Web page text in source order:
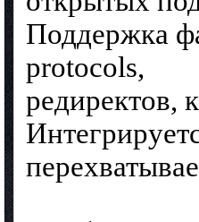
Поддержка
protocols,
редиректов,